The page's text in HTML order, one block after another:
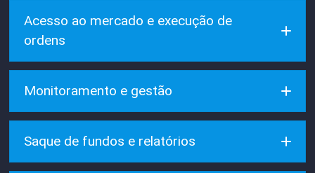
Acesso ao mercado e execução de
ordens
Monitoramento e gestão
Saque de fundos e relatórios